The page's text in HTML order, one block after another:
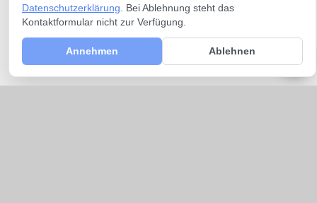
Datenschutzerklärung . Bei Ablehnung steht das
Kontaktformular nicht zur Verfügung.
Annehmen Ablehnen